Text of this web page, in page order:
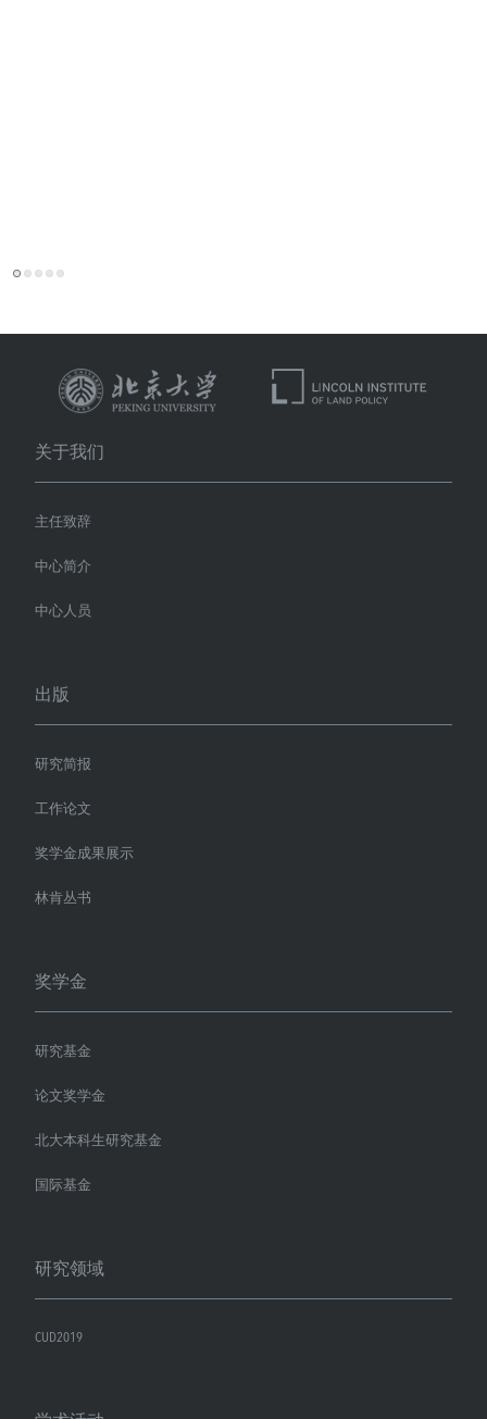
关于我们
主任致辞
中心简介
中心人员
出版
研究简报
工作论文
奖学金成果展示
林肯丛书
奖学金
研究基金
论文奖学金
北大本科生研究基金
国际基金
研究领域
CUD2019